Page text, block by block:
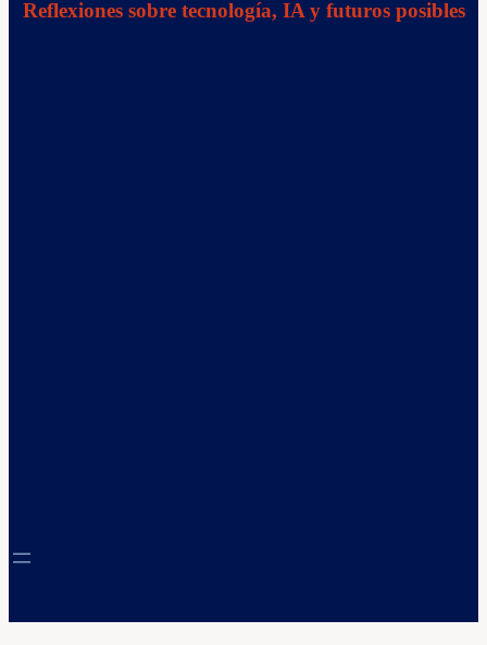
Reflexiones sobre tecnología, IA y futuros posibles